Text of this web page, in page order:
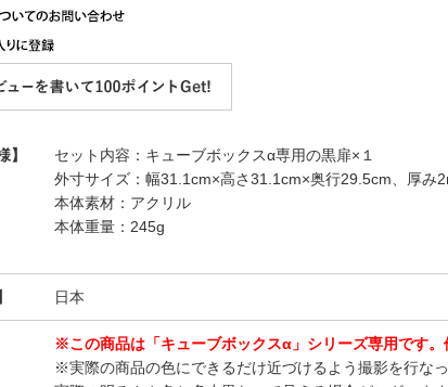
】
セット内容：キューブボックスα専用の黒扉×１
外寸サイズ：幅31.1cm×高さ31.1cm×奥行29.5cm、厚み
本体素材：アクリル
本体重量：245g
日本
※この商品は「キューブボックスα」シリーズ専用です
※実際の商品の色にできるだけ近づけるよう撮影を行な